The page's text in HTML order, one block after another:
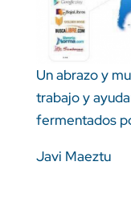
Un abrazo y
trabajo y
fermentados
Javi Maeztu